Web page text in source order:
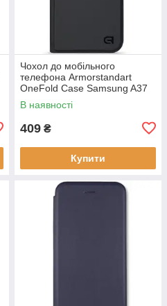
Чохол до мобільного
телефона Armorstandart
OneFold Case Samsung A37
5G Black (ARM89718)
В наявності
409 ₴
Купити